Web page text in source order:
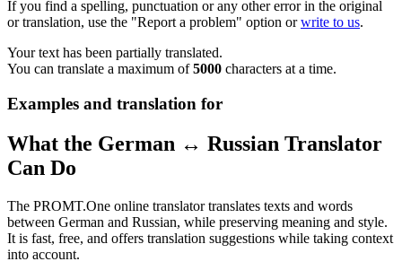
If you find a spelling, punctuation or any other error in the original
or translation, use the "Report a problem" option orwrite to us.
Your text has been partially translated.
You can translate a maximum of5000 characters at a time.
Examples and translation for
What the German ↔ Russian Translator
Can Do
The PROMT.One online translator translates texts and words
between German and Russian, while preserving meaning and style.
It is fast, free, and offers translation suggestions while taking context
into account.